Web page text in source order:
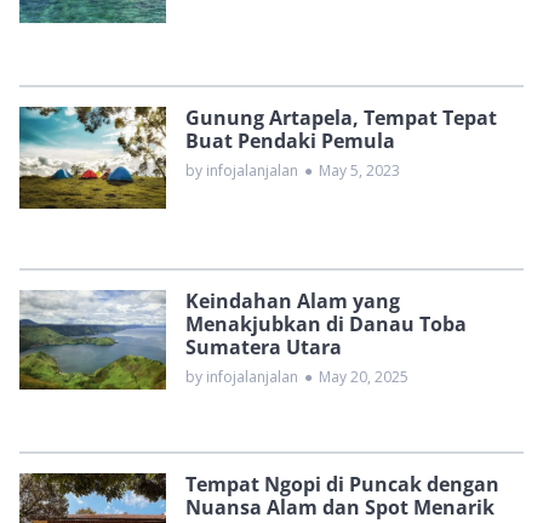
Gunung Artapela, Tempat Tepat
Buat Pendaki Pemula
by infojalanjalan ● May 5, 2023
Keindahan Alam yang
Menakjubkan di Danau Toba
Sumatera Utara
by infojalanjalan ● May 20, 2025
Tempat Ngopi di Puncak dengan
Nuansa Alam dan Spot Menarik